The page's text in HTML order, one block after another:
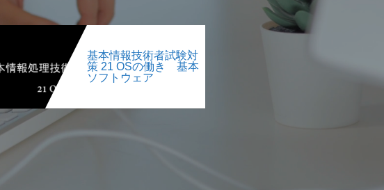
基本情報技術者試験対
策 21 OSの働き 基本
ソフトウェア